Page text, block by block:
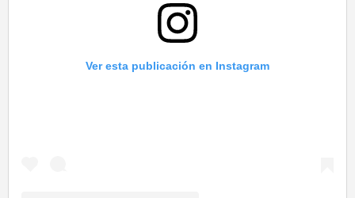
Ver esta publicación en Instagram